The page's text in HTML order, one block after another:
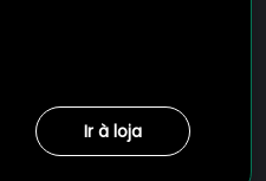
Ir à loja